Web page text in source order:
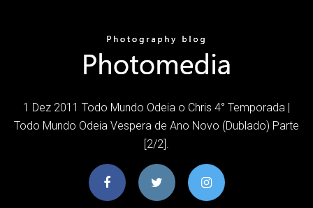
1 Dez 2011 Todo Mundo Odeia o Chris 4° Temporada |
Todo Mundo Odeia Vespera de Ano Novo (Dublado) Parte
[2/2].